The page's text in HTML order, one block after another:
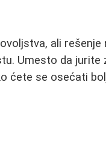
ali rešenje
Umesto da jurite
ćete se osećati